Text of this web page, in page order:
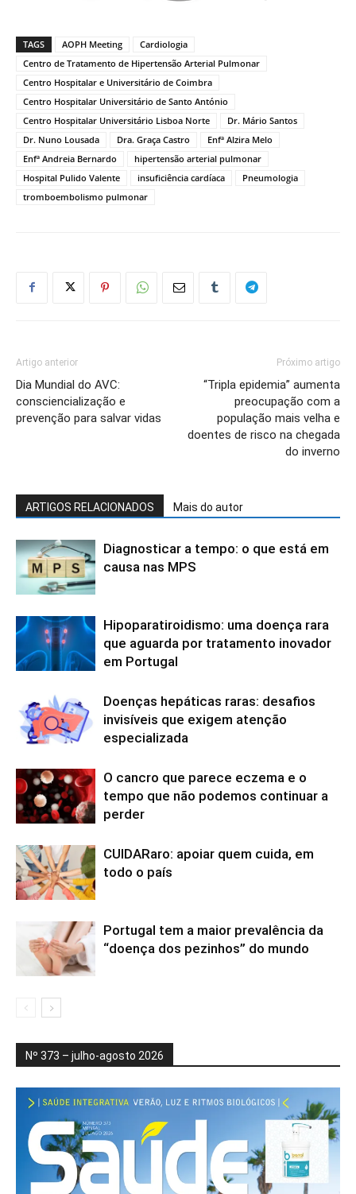
TAGS AOPH Meeting
Cardiologia
Centro de Tratamento de Hipertensão Arterial Pulmonar
Centro Hospitalar e Universitário de Coimbra
Centro Hospitalar Universitário de Santo António
Centro Hospitalar Universitário Lisboa Norte
Dr. Mário Santos
Dr. Nuno Lousada
Dra. Graça Castro
Enfª Alzira Melo
Enfª Andreia Bernardo
hipertensão arterial pulmonar
Hospital Pulido Valente
insuficiência cardíaca
Pneumologia
tromboembolismo pulmonar
Artigo anterior
Dia Mundial do AVC:
consciencialização e
prevenção para salvar vidas
Próximo artigo
“Tripla epidemia” aumenta
preocupação com a
população mais velha e
doentes de risco na chegada
do inverno
ARTIGOS RELACIONADOS Mais do autor
Diagnosticar a tempo: o que está em
causa nas MPS
Hipoparatiroidismo: uma doença rara
que aguarda por tratamento inovador
em Portugal
Doenças hepáticas raras: desafios
invisíveis que exigem atenção
especializada
O cancro que parece eczema e o
tempo que não podemos continuar a
perder
CUIDARaro: apoiar quem cuida, em
todo o país
Portugal tem a maior prevalência da
“doença dos pezinhos” do mundo
Nº 373 – julho-agosto 2026